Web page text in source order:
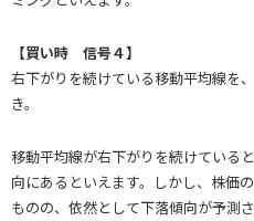
【買い時 信号４】
右下がりを続けている移動平均線を
き。
移動平均線が右下がりを続けている
向にあるといえます。しかし、株価
ものの、依然として下落傾向が予測